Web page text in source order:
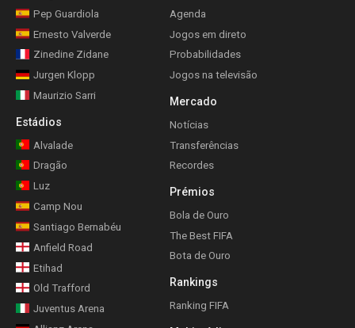
Pep Guardiola
Ernesto Valverde
Zinedine Zidane
Jurgen Klopp
Maurizio Sarri
Estádios
Alvalade
Dragão
Luz
Camp Nou
Santiago Bernabéu
Anfield Road
Etihad
Old Trafford
Juventus Arena
Agenda
Jogos em direto
Probabilidades
Jogos na televisão
Mercado
Notícias
Transferências
Recordes
Prémios
Bola de Ouro
The Best FIFA
Bota de Ouro
Rankings
Ranking FIFA